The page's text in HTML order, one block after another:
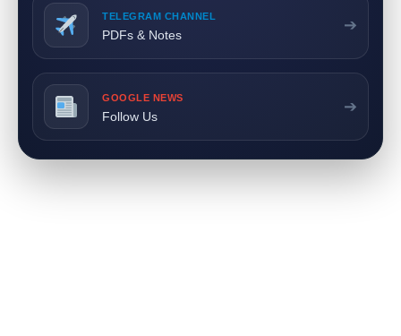
TELEGRAM CHANNEL
PDFs & Notes
➔
GOOGLE NEWS
Follow Us
➔